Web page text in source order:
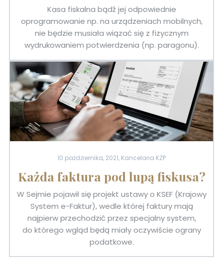
Kasa fiskalna bądź jej odpowiednie
oprogramowanie np. na urządzeniach mobilnych,
nie będzie musiała wiązać się z fizycznym
wydrukowaniem potwierdzenia (np. paragonu).
10 października, 2021, Kancelaria KZP
Każda faktura pod lupą fiskusa?
W Sejmie pojawił się projekt ustawy o KSEF (Krajowy
System e-Faktur), wedle której faktury mają
najpierw przechodzić przez specjalny system,
do którego wgląd będą miały oczywiście ograny
podatkowe.